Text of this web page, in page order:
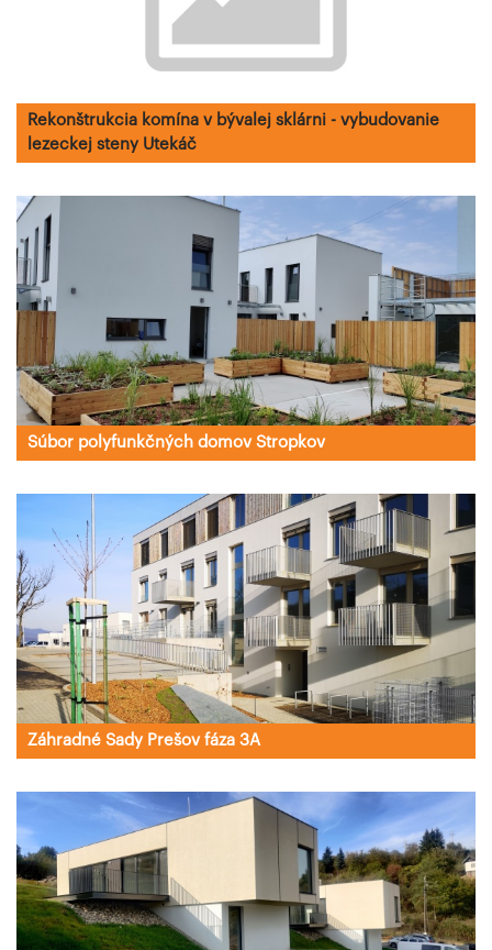
Rekonštrukcia komína v bývalej sklárni - vybudovanie
lezeckej steny Utekáč
Súbor polyfunkčných domov Stropkov
Záhradné Sady Prešov fáza 3A